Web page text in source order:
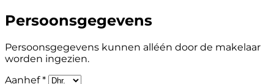
Persoonsgegevens
Persoonsgegevens kunnen alléén door de makelaar
worden ingezien.
Aanhef *